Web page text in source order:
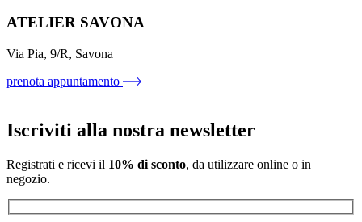
ATELIER SAVONA
Via Pia, 9/R, Savona
prenota appuntamento
Iscriviti alla nostra newsletter
Registrati e ricevi il 10% di sconto, da utilizzare online o in
negozio.